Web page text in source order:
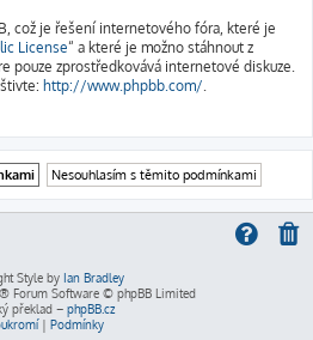
což je řešení internetového fóra, které je
License“ a které je možno stáhnout z
pouze zprostředkovává internetové diskuze.
http://www.phpbb.com/.
Style by Ian Bradley
® Forum Software © phpBB Limited
překlad – phpBB.cz
| Podmínky